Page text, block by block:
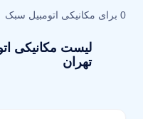
0 برای مکانیکی اتومبیل سبک
لیست مکانیکی
تهران